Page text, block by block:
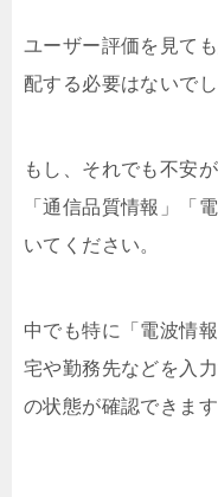
ユーザー評価を見て
配する必要はないでし
もし、それでも不安
「通信品質情報」「
いてください。
中でも特に「電波情
宅や勤務先などを入
の状態が確認できます